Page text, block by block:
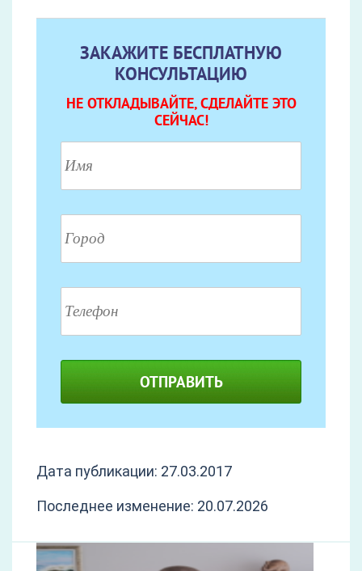
ЗАКАЖИТЕ БЕСПЛАТНУЮ
КОНСУЛЬТАЦИЮ
НЕ ОТКЛАДЫВАЙТЕ, СДЕЛАЙТЕ ЭТО
СЕЙЧАС!
ОТПРАВИТЬ
Дата публикации: 27.03.2017
Последнее изменение: 20.07.2026